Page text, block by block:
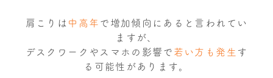
肩こりは 中高年で増加傾向にあると言われてい
ますが、
デスクワークやスマホの影響で若い方も発生 す
る可能性があります。